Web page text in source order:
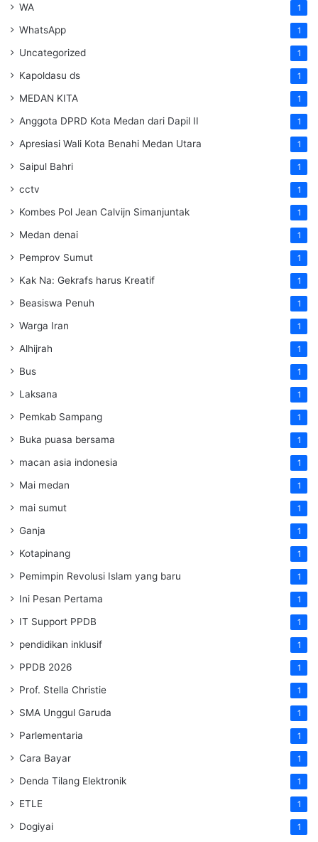
WA 1
WhatsApp 1
Uncategorized 1
Kapoldasu ds 1
MEDAN KITA 1
Anggota DPRD Kota Medan dari Dapil II 1
Apresiasi Wali Kota Benahi Medan Utara 1
Saipul Bahri 1
cctv 1
Kombes Pol Jean Calvijn Simanjuntak 1
Medan denai 1
Pemprov Sumut 1
Kak Na: Gekrafs harus Kreatif 1
Beasiswa Penuh 1
Warga Iran 1
Alhijrah 1
Bus 1
Laksana 1
Pemkab Sampang 1
Buka puasa bersama 1
macan asia indonesia 1
Mai medan 1
mai sumut 1
Ganja 1
Kotapinang 1
Pemimpin Revolusi Islam yang baru 1
Ini Pesan Pertama 1
IT Support PPDB 1
pendidikan inklusif 1
PPDB 2026 1
Prof. Stella Christie 1
SMA Unggul Garuda 1
Parlementaria 1
Cara Bayar 1
Denda Tilang Elektronik 1
ETLE 1
Dogiyai 1